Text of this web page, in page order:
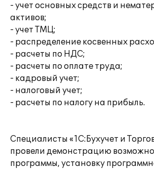
- учет основных средств и
активов;
- учет ТМЦ;
- распределение косвенных
- расчеты по НДС;
- расчеты по оплате труда;
- кадровый учет;
- налоговый учет;
- расчеты по налогу на прибыль.
Специалисты «1С:Бухучет и
провели демонстрацию
программы, установку